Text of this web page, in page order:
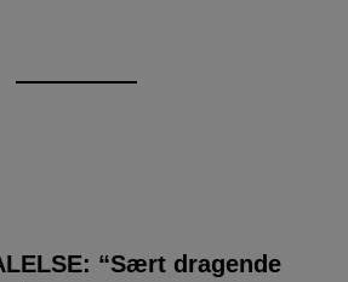
“Sært dragende